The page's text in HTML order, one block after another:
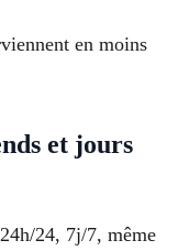
en moins
et jours
24, 7j/7, même